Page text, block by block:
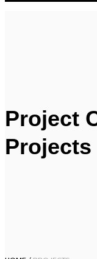
Project
Projects